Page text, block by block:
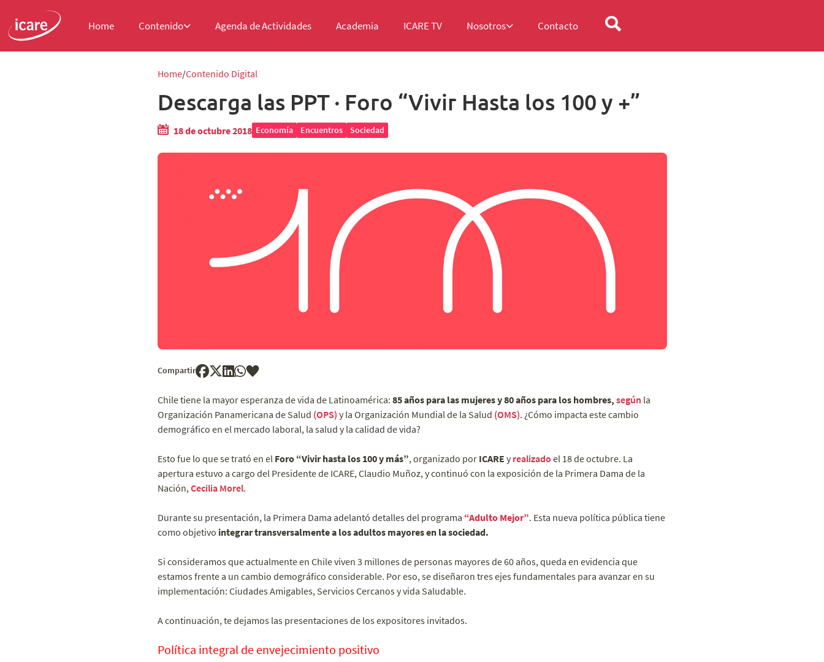
Home Contenido Agenda de Actividades Academia ICARE TV Nosotros Contacto
Home Contenido Digital
Descarga las PPT · Foro “Vivir Hasta los 100 y +”
18 de octubre 2018 Economía Encuentros Sociedad
Compartir
Chile tiene la mayor esperanza de vida de Latinoamérica: 85 años para las mujeres y 80 años para los hombres, según la
Organización Panamericana de Salud (OPS) y la Organización Mundial de la Salud (OMS). ¿Cómo impacta este cambio
demográfico en el mercado laboral, la salud y la calidad de vida?
Esto fue lo que se trató en el Foro “Vivir hasta los 100 y más”, organizado por ICARE y realizado el 18 de octubre. La
apertura estuvo a cargo del Presidente de ICARE, Claudio Muñoz, y continuó con la exposición de la Primera Dama de la
Nación, Cecilia Morel.
Durante su presentación, la Primera Dama adelantó detalles del programa “Adulto Mejor”. Esta nueva política pública tiene
como objetivo integrar transversalmente a los adultos mayores en la sociedad.
Si consideramos que actualmente en Chile viven 3 millones de personas mayores de 60 años, queda en evidencia que
estamos frente a un cambio demográfico considerable. Por eso, se diseñaron tres ejes fundamentales para avanzar en su
implementación: Ciudades Amigables, Servicios Cercanos y vida Saludable.
A continuación, te dejamos las presentaciones de los expositores invitados.
Política integral de envejecimiento positivo